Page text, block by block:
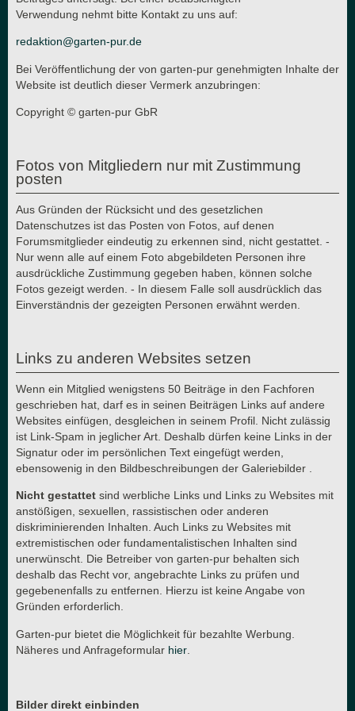
Verwendung nehmt bitte Kontakt zu uns auf:
redaktion@garten-pur.de
Bei Veröffentlichung der von garten-pur genehmigten Inhalte der
Website ist deutlich dieser Vermerk anzubringen:
Copyright © garten-pur GbR
Fotos von Mitgliedern nur mit Zustimmung
posten
Aus Gründen der Rücksicht und des gesetzlichen
Datenschutzes ist das Posten von Fotos, auf denen
Forumsmitglieder eindeutig zu erkennen sind, nicht gestattet. -
Nur wenn alle auf einem Foto abgebildeten Personen ihre
ausdrückliche Zustimmung gegeben haben, können solche
Fotos gezeigt werden. - In diesem Falle soll ausdrücklich das
Einverständnis der gezeigten Personen erwähnt werden.
Links zu anderen Websites setzen
Wenn ein Mitglied wenigstens 50 Beiträge in den Fachforen
geschrieben hat, darf es in seinen Beiträgen Links auf andere
Websites einfügen, desgleichen in seinem Profil. Nicht zulässig
ist Link-Spam in jeglicher Art. Deshalb dürfen keine Links in der
Signatur oder im persönlichen Text eingefügt werden,
ebensowenig in den Bildbeschreibungen der Galeriebilder .
Nicht gestattet sind werbliche Links und Links zu Websites mit
anstößigen, sexuellen, rassistischen oder anderen
diskriminierenden Inhalten. Auch Links zu Websites mit
extremistischen oder fundamentalistischen Inhalten sind
unerwünscht. Die Betreiber von garten-pur behalten sich
deshalb das Recht vor, angebrachte Links zu prüfen und
gegebenenfalls zu entfernen. Hierzu ist keine Angabe von
Gründen erforderlich.
Garten-pur bietet die Möglichkeit für bezahlte Werbung.
Näheres und Anfrageformular hier
Bilder direkt einbinden